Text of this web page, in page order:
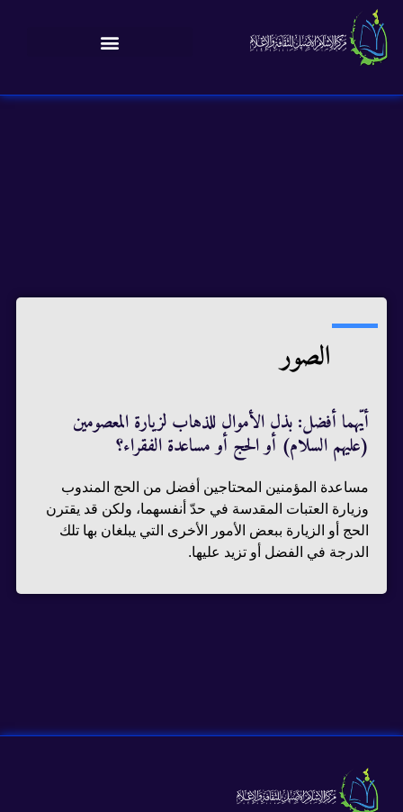
الصور
أيّهما أفضل: بذل الأموال للذهاب لزيارة المعصومين
(عليهم السلام) أو الحج أو مساعدة الفقراء؟
مساعدة المؤمنين المحتاجين أفضل من الحج المندوب
وزيارة العتبات المقدسة في حدّ أنفسهما، ولكن قد يقترن
الحج أو الزيارة ببعض الأمور الأخرى التي يبلغان بها تلك
الدرجة في الفضل أو تزيد عليها.